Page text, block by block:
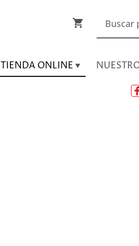
TIENDA ONLINE